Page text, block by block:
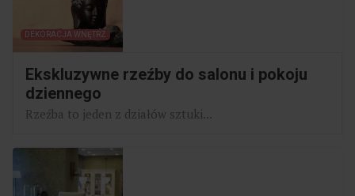
DEKORACJA WNĘTRZ
Ekskluzywne rzeźby do salonu i pokoju
dziennego
Rzeźba to jeden z działów sztuki...